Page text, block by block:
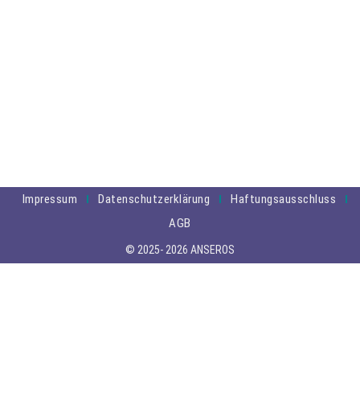
Impressum Datenschutzerklärung
Haftungsausschluss
AGB
© 2025- 2026 ANSEROS